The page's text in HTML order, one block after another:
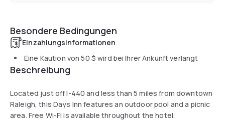
Besondere Bedingungen
Einzahlungsinformationen
Eine Kaution von50 $ wird bei Ihrer Ankunft verlangt
Beschreibung
Located just off I-440 and less than 5 miles from downtown
Raleigh, this Days Inn features an outdoor pool and a picnic
area. Free Wi-Fi is available throughout the hotel.